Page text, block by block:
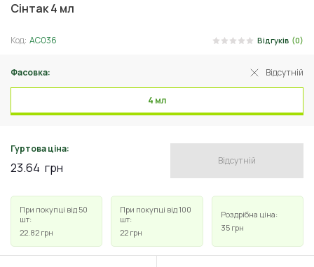
Сінтак 4 мл
Код: АС036 Відгуків (0)
Фасовка: Відсутній
4 мл
Гуртова ціна:
23.64 грн Відсутній
При покупці від 50
шт:
22.82 грн
При покупці від 100
шт:
22 грн
Роздрібна ціна:
35 грн